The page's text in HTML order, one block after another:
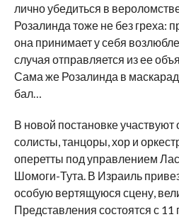
лично убедиться в
Розалинда тоже не без греха:
она принимает у себя
случая отправляется из ее
Сама же Розалинда в
бал…
В новой постановке участвуют
солисты, танцоры, хор и
оперетты под управлением
Шомоги-Тута. В Израиль
особую вертящуюся сцену,
Представления состоятся с